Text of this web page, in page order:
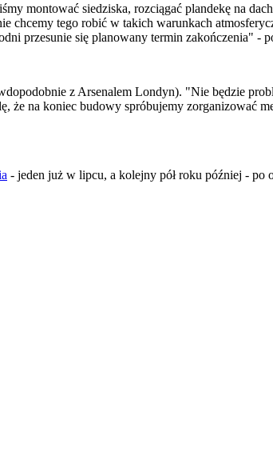
montować siedziska, rozciągać plandekę na
chcemy tego robić w takich warunkach
przesunie się planowany termin zakończenia" -
z Arsenalem Londyn). "Nie będzie
że na koniec budowy spróbujemy zorganizować
- jeden już w lipcu, a kolejny pół roku później - po